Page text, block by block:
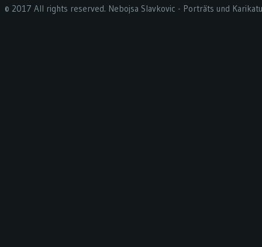
© 2017 All rights reserved. Nebojsa Slavkovic - Porträts und